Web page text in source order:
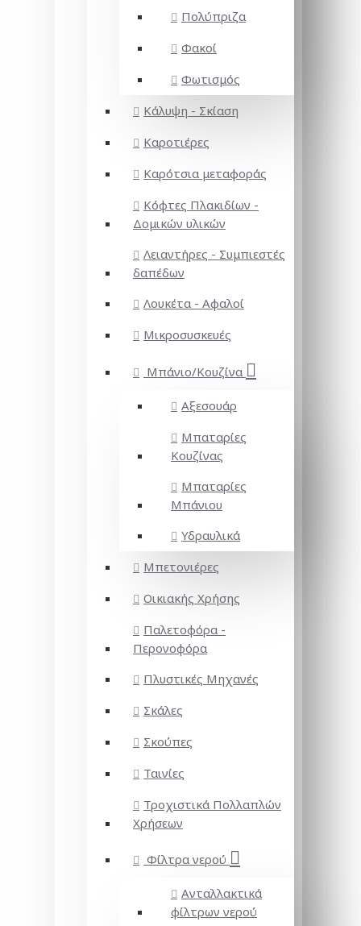
Πολύπριζα
Φακοί
Φωτισμός
Κάλυψη - Σκίαση
Καροτιέρες
Καρότσια μεταφοράς
Κόφτες Πλακιδίων -
Δομικών υλικών
Λειαντήρες - Συμπιεστές
δαπέδων
Λουκέτα - Αφαλοί
Μικροσυσκευές
Μπάνιο/Κουζίνα
Αξεσουάρ
Μπαταρίες
Κουζίνας
Μπαταρίες
Μπάνιου
Υδραυλικά
Μπετονιέρες
Οικιακής Χρήσης
Παλετοφόρα -
Περονοφόρα
Πλυστικές Μηχανές
Σκάλες
Σκούπες
Ταινίες
Τροχιστικά Πολλαπλών
Χρήσεων
Φίλτρα νερού
Ανταλλακτικά
φίλτρων νερού